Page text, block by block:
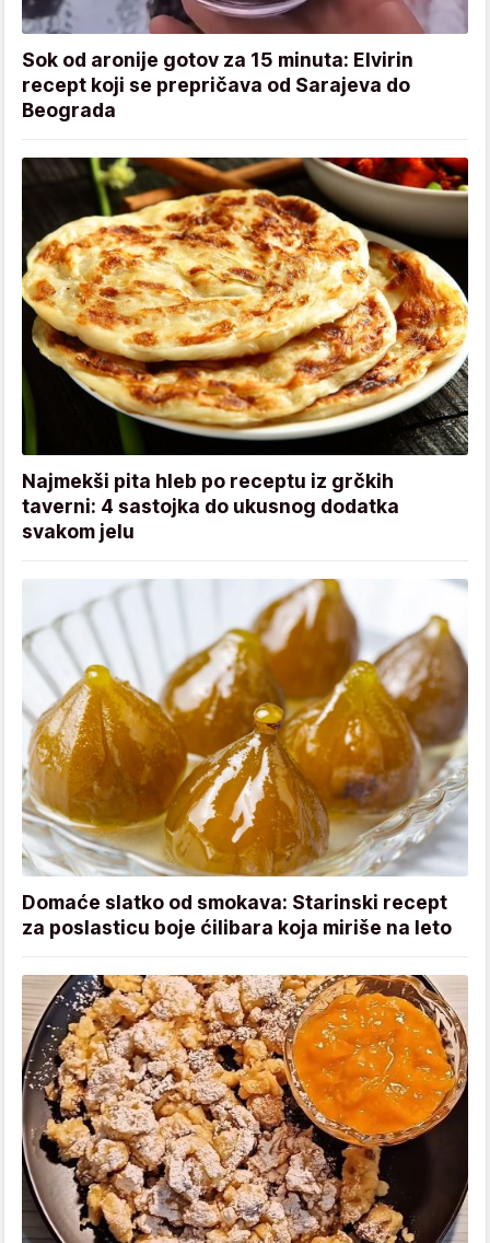
Sok od aronije gotov za 15 minuta: Elvirin
recept koji se prepričava od Sarajeva do
Beograda
Najmekši pita hleb po receptu iz grčkih
taverni: 4 sastojka do ukusnog dodatka
svakom jelu
Domaće slatko od smokava: Starinski recept
za poslasticu boje ćilibara koja miriše na leto